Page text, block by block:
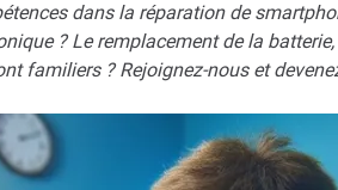
dans la réparation de
? Le remplacement de la
familiers ? Rejoignez-nous et